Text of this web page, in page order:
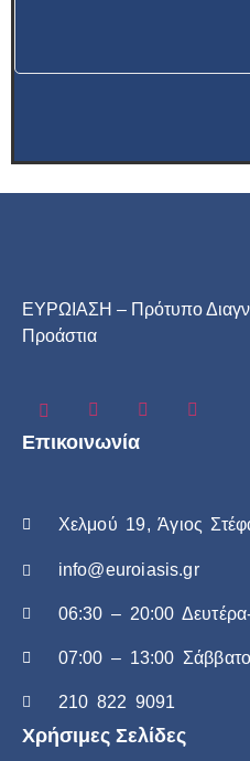
ΕΥΡΩΙΑΣΗ – Πρότυπο
Προάστια
Επικοινωνία
Χελμού 19, Άγιος
info@euroiasis.gr
06:30 – 20:00
07:00 – 13:00 Σάββατο
210 822 9091
Χρήσιμες Σελίδες